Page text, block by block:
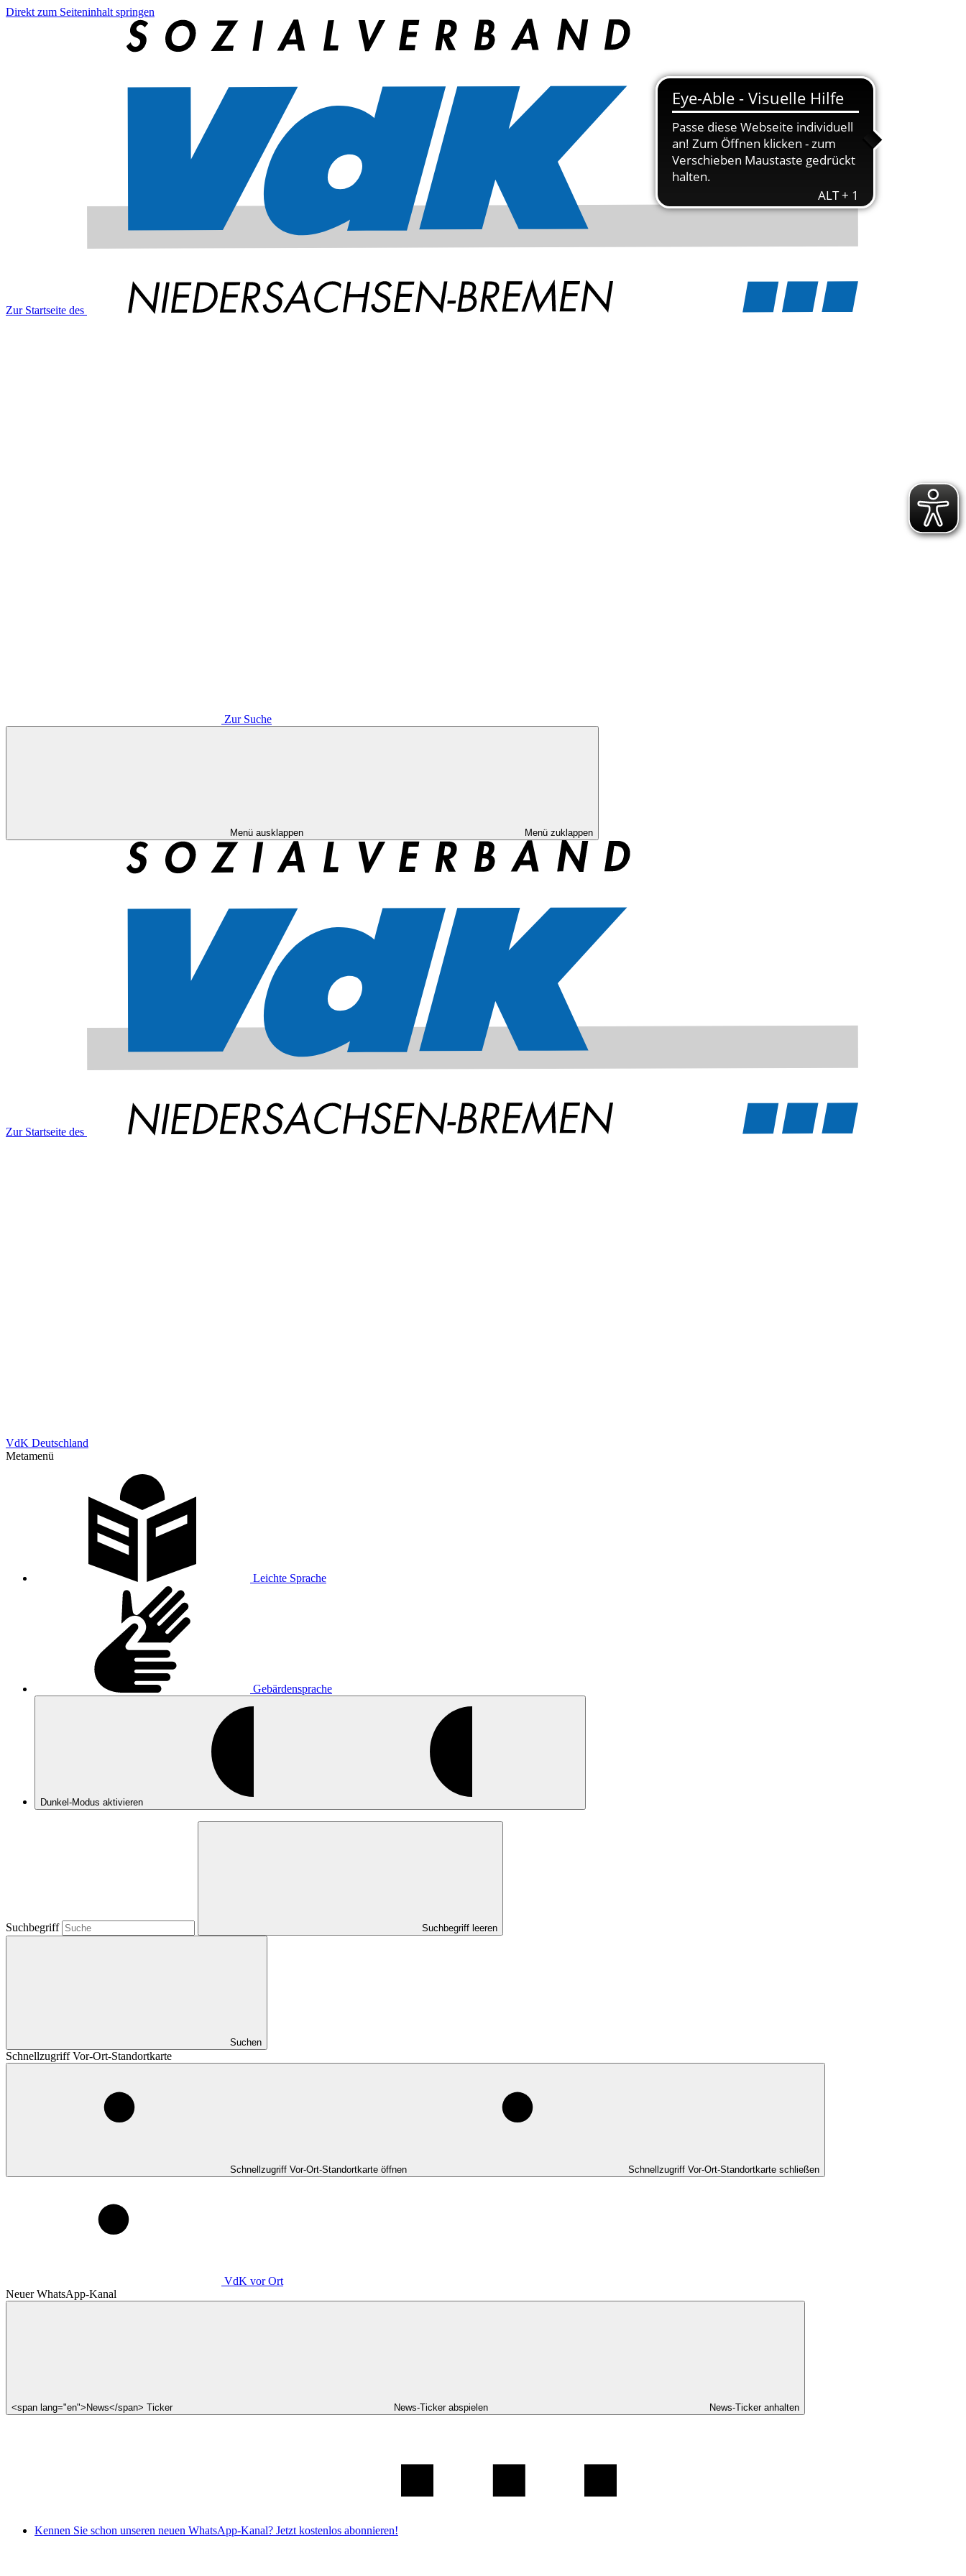
Direkt zum Seiteninhalt springen
Zur Startseite des
Zur Suche
Menü ausklappen Menü zuklappen
Zur Startseite des
VdK Deutschland
Metamenü
Leichte Sprache
Gebärdensprache
Dunkel-Modus aktivieren
Suchbegriff Suchbegriff leeren
Suchen
Schnellzugriff Vor-Ort-Standortkarte
Schnellzugriff Vor-Ort-Standortkarte öffnen Schnellzugriff Vor-Ort-Standortkarte schließen
VdK vor Ort
Neuer WhatsApp-Kanal
<span lang="en">News</span> Ticker News-Ticker abspielen News-Ticker anhalten
Kennen Sie schon unseren neuen WhatsApp-Kanal? Jetzt kostenlos abonnieren!